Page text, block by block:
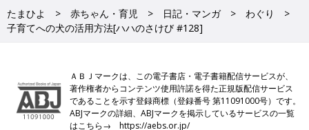
たまひよ 赤ちゃん・育児 日記・マンガ
わぐり
子育てへの犬の活用方法[ハハのさけび #128]
ＡＢＪマークは、この電子書店・電子書籍配信サービスが、
著作権者からコンテンツ使用許諾を得た正規版配信サービス
であることを示す登録商標（登録番号 第11091000号）です。
ABJマークの詳細、ABJマークを掲示しているサービスの一覧
はこちら→https://aebs.or.jp/